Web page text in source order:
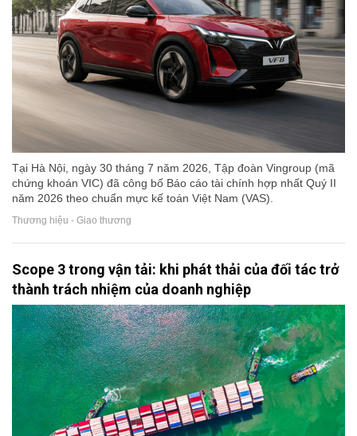
Tại Hà Nội, ngày 30 tháng 7 năm 2026, Tập đoàn Vingroup (mã
chứng khoán VIC) đã công bố Báo cáo tài chính hợp nhất Quý II
năm 2026 theo chuẩn mực kế toán Việt Nam (VAS).
Thương hiệu - Giao thương
Scope 3 trong vận tải: khi phát thải của đối tác trở
thành trách nhiệm của doanh nghiệp